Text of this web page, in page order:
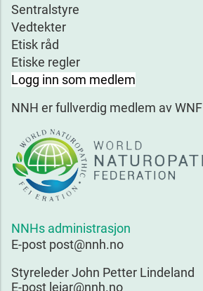
Sentralstyre
Vedtekter
Etisk råd
Etiske regler
Logg inn som medlem
NNH er fullverdig medlem av WNF
NNHs administrasjon
E-post post@nnh.no
Styreleder John Petter Lindeland
E-post leiar@nnh.no